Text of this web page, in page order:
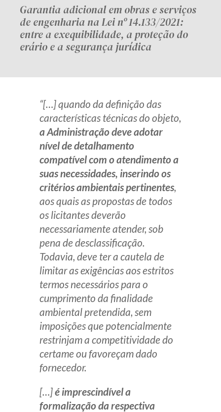
Garantia adicional em obras e serviços
de engenharia na Lei nº 14.133/2021:
entre a exequibilidade, a proteção do
erário e a segurança jurídica
“[…] quando da definição das
características técnicas do objeto,
a Administração deve adotar
nível de detalhamento
compatível com o atendimento a
suas necessidades, inserindo os
critérios ambientais pertinentes,
aos quais as propostas de todos
os licitantes deverão
necessariamente atender, sob
pena de desclassificação.
Todavia, deve ter a cautela de
limitar as exigências aos estritos
termos necessários para o
cumprimento da finalidade
ambiental pretendida, sem
imposições que potencialmente
restrinjam a competitividade do
certame ou favoreçam dado
fornecedor.
[…]é imprescindível a
formalização da respectiva